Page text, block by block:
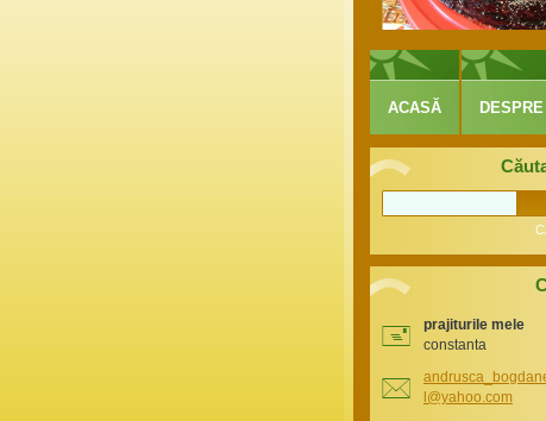
prajiturile mele
constanta
andrusca
l@yahoo.com
ACASĂ DESPRE